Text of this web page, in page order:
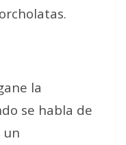
la
se habla de
un